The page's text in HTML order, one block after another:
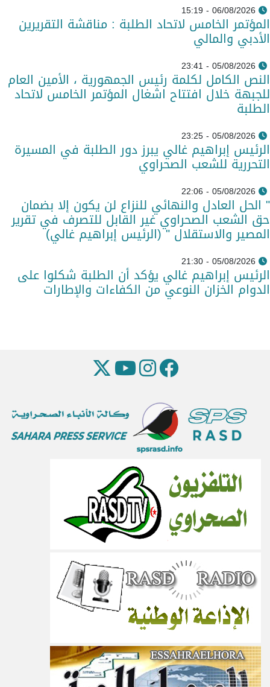
06/08/2026 - 15:19
المؤتمر الخامس لاتحاد الطلبة : مناقشة التقريرين
الأدبي والمالي
05/08/2026 - 23:41
النص الكامل لكلمة رئيس الجمهورية ، الأمين العام
للجبهة خلال افتتاح اشغال المؤتمر الخامس لاتحاد
الطلبة
05/08/2026 - 23:25
الرئيس إبراهيم غالي يبرز دور الطلبة في المسيرة
التحررية للشعب الصحراوي
05/08/2026 - 22:06
" الحل العادل والنهائي للنزاع لن يكون إلا بضمان
حق الشعب الصحراوي غير القابل للتصرف في تقرير
المصير والاستقلال " (الرئيس إبراهيم غالي)
05/08/2026 - 21:30
الرئيس إبراهيم غالي يؤكد أن الطلبة شكلوا على
الدوام الخزان النوعي من الكفاءات والإطارات